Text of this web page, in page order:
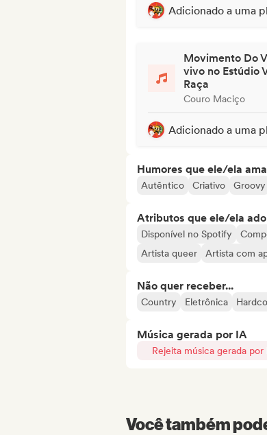
Adicionado a uma
Movimento Do
vivo no Estúdio
Raça
Couro Maciço
Adicionado a uma
Humores que ele/ela ama
Autêntico Criativo Groovy
Atributos que ele/ela
Disponível no Spotify
Artista queer
Artista com
Não quer receber...
Country Eletrônica
Música gerada por IA
Rejeita música gerada por
Você também